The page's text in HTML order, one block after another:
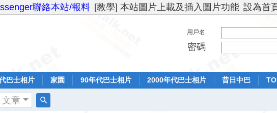
聯絡本站/報料 [教學] 本站圖片上載及插入圖片功能 設為首
用戶名
密碼
巴士相片 家園 90年代巴士相片 2000年代巴士相片 昔日中巴
文章